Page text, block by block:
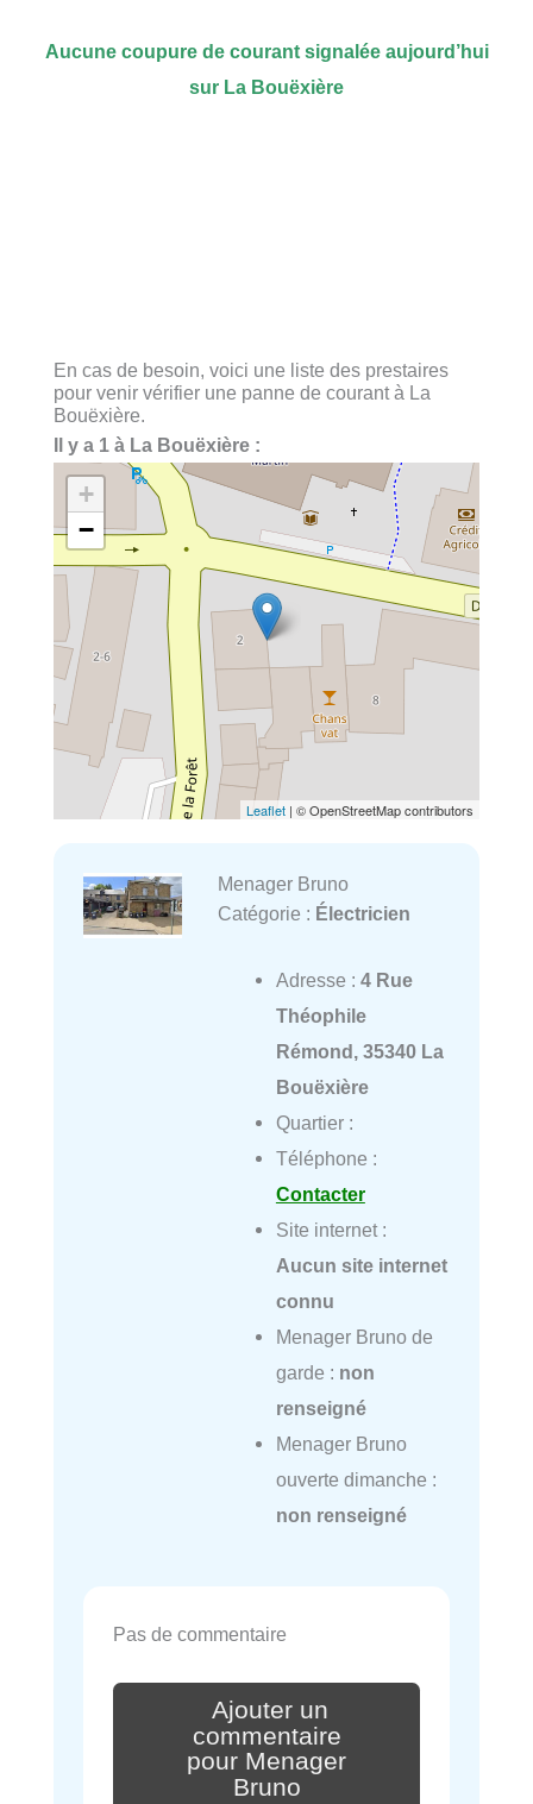
Aucune coupure de courant signalée aujourd’hui
sur La Bouëxière
En cas de besoin, voici une liste des prestaires
pour venir vérifier une panne de courant à La
Bouëxière.
Il y a 1 à La Bouëxière :
+
−
Leaflet | © OpenStreetMap contributors
Menager Bruno
Catégorie : Électricien
Adresse : 4 Rue
Théophile
Rémond, 35340 La
Bouëxière
Quartier :
Téléphone :
Contacter
Site internet :
Aucun site internet
connu
Menager Bruno de
garde : non
renseigné
Menager Bruno
ouverte dimanche :
non renseigné
Pas de commentaire
Ajouter un
commentaire
pour Menager
Bruno